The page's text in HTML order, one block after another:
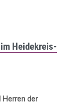
im Heidekreis-
Herren der